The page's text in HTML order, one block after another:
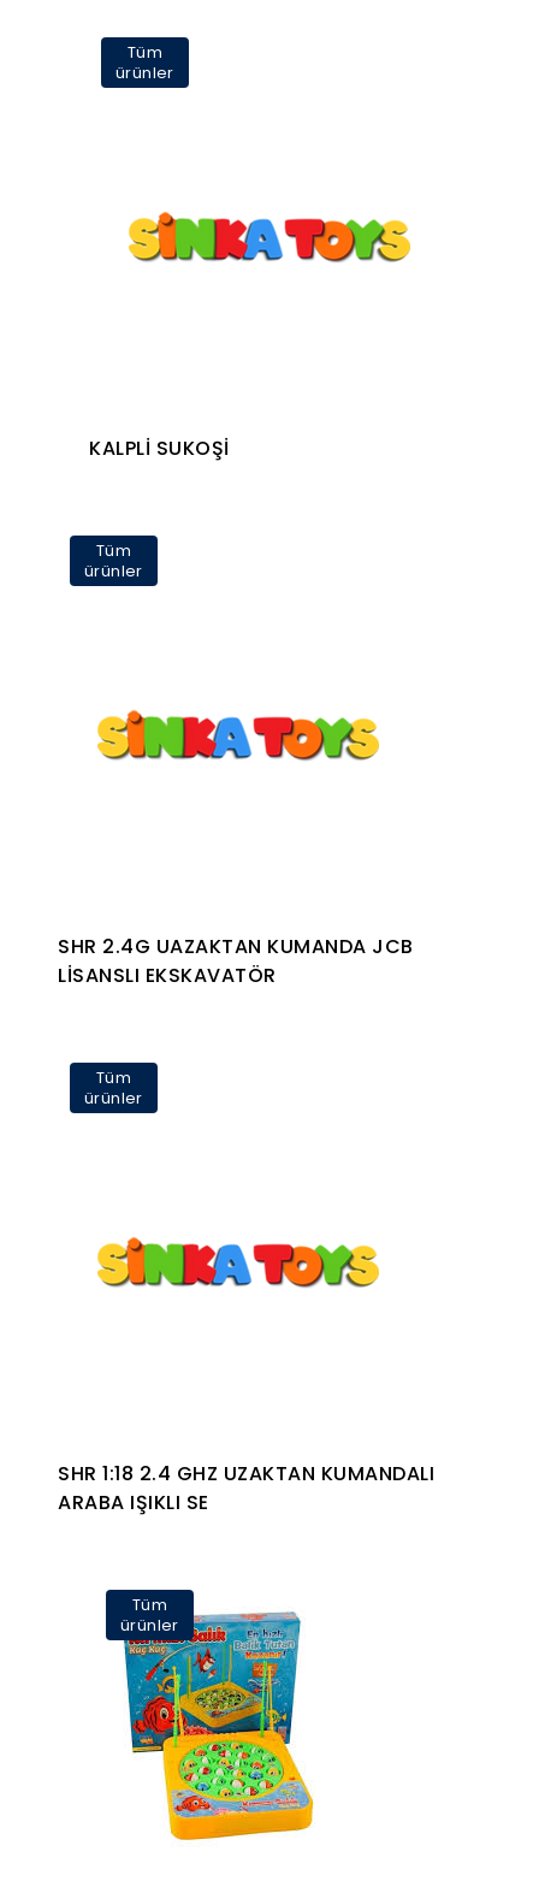
Tüm
ürünler
KALPLİ SUKOŞİ
Tüm
ürünler
SHR 2.4G UAZAKTAN KUMANDA JCB
LİSANSLI EKSKAVATÖR
Tüm
ürünler
SHR 1:18 2.4 GHZ UZAKTAN KUMANDALI
ARABA IŞIKLI SE
Tüm
ürünler